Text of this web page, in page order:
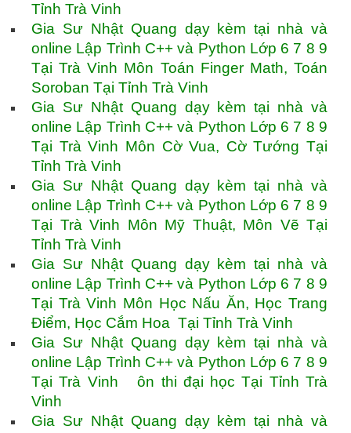
Tỉnh Trà Vinh
Gia Sư Nhật Quang dạy kèm tại nhà và
online Lập Trình C++ và Python Lớp 6 7 8 9
Tại Trà Vinh Môn Toán Finger Math, Toán
Soroban Tại Tỉnh Trà Vinh
Gia Sư Nhật Quang dạy kèm tại nhà và
online Lập Trình C++ và Python Lớp 6 7 8 9
Tại Trà Vinh Môn Cờ Vua, Cờ Tướng Tại
Tỉnh Trà Vinh
Gia Sư Nhật Quang dạy kèm tại nhà và
online Lập Trình C++ và Python Lớp 6 7 8 9
Tại Trà Vinh Môn Mỹ Thuật, Môn Vẽ Tại
Tỉnh Trà Vinh
Gia Sư Nhật Quang dạy kèm tại nhà và
online Lập Trình C++ và Python Lớp 6 7 8 9
Tại Trà Vinh Môn Học Nấu Ăn, Học Trang
Điểm, Học Cắm Hoa Tại Tỉnh Trà Vinh
Gia Sư Nhật Quang dạy kèm tại nhà và
online Lập Trình C++ và Python Lớp 6 7 8 9
Tại Trà Vinh ôn thi đại học Tại Tỉnh Trà
Vinh
Gia Sư Nhật Quang dạy kèm tại nhà và